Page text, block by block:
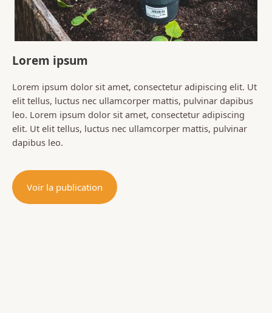
Lorem ipsum
Lorem ipsum dolor sit amet, consectetur adipiscing elit. Ut
elit tellus, luctus nec ullamcorper mattis, pulvinar dapibus
leo. Lorem ipsum dolor sit amet, consectetur adipiscing
elit. Ut elit tellus, luctus nec ullamcorper mattis, pulvinar
dapibus leo.
Voir la publication